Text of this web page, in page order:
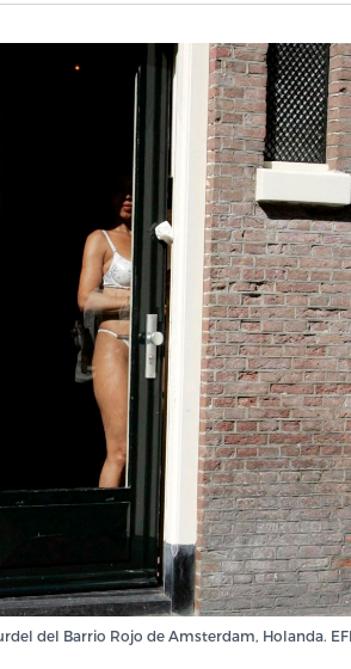
del Barrio Rojo de Amsterdam, Holanda.